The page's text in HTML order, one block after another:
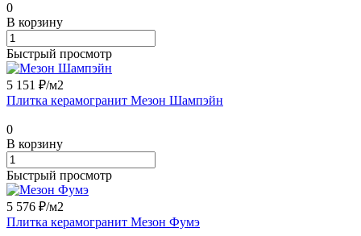
0
В корзину
Быстрый просмотр
5 151 ₽/м2
Плитка керамогранит Мезон Шампэйн
0
В корзину
Быстрый просмотр
5 576 ₽/м2
Плитка керамогранит Мезон Фумэ